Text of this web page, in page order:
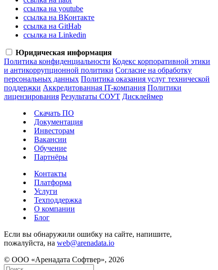
ссылка на youtube
ссылка на ВКонтакте
ссылка на GitHab
ссылка на Linkedin
Юридическая информация
Политика конфиденциальности Кодекс корпоративной этики
и антикоррупционной политики Согласие на обработку
персональных данных Политика оказания услуг технической
поддержки Аккредитованная IT-компания Политики
лицензирования Результаты СОУТ Дисклеймер
Скачать ПО
Документация
Инвесторам
Вакансии
Обучение
Партнёры
Контакты
Платформа
Услуги
Техподдержка
О компании
Блог
Если вы обнаружили ошибку на сайте, напишите,
пожалуйста, на web@arenadata.io
© ООО «Аренадата Софтвер», 2026